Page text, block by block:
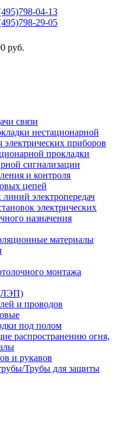
04-13
29-05
руб.
связи
нестационарной
приборов
прокладки
сигнализации
и контроля
цепей
электропередач
электрических
назначения
материалы
монтажа
(ЛЭП)
и проводов
под полом
распространению огня,
и рукавов
Трубы для защиты